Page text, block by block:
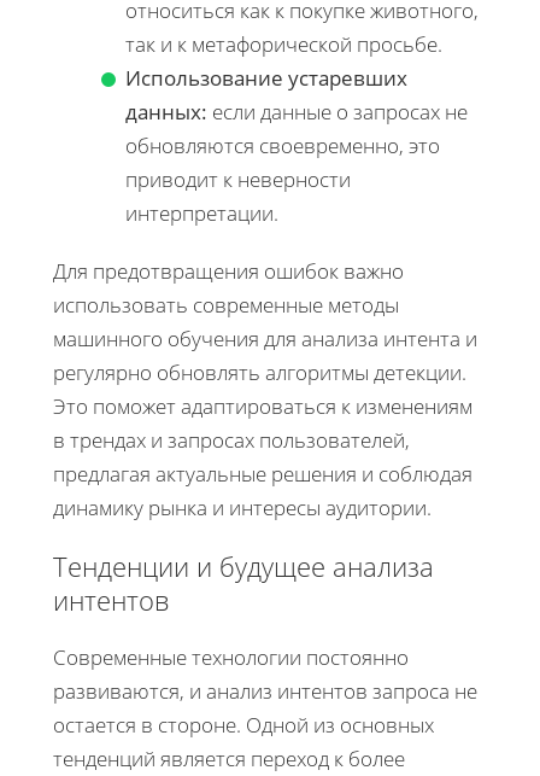
относиться как к покупке животного,
так и к метафорической просьбе.
Использование устаревших
данных: если данные о запросах не
обновляются своевременно, это
приводит к неверности
интерпретации.
Для предотвращения ошибок важно
использовать современные методы
машинного обучения для анализа интента и
регулярно обновлять алгоритмы детекции.
Это поможет адаптироваться к изменениям
в трендах и запросах пользователей,
предлагая актуальные решения и соблюдая
динамику рынка и интересы аудитории.
Тенденции и будущее анализа
интентов
Современные технологии постоянно
развиваются, и анализ интентов запроса не
остается в стороне. Одной из основных
тенденций является переход к более